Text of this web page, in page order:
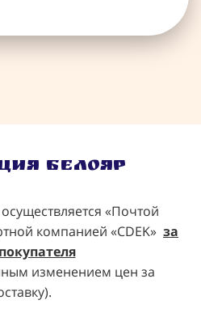
Белояр
«Почтой
компанией «CDEK» за
изменением цен за